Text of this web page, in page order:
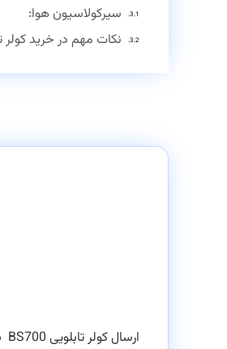
سیرکولاسیون هوا:
نکات مهم در خرید کولر
ارسال کولر تابلویی BS700 برای